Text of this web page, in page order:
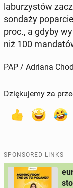
laburzys­tów
sondaży
proc., a gdyby
niż 100
PAP / Adriana
Dziękujemy za
SPONSORED LINKS